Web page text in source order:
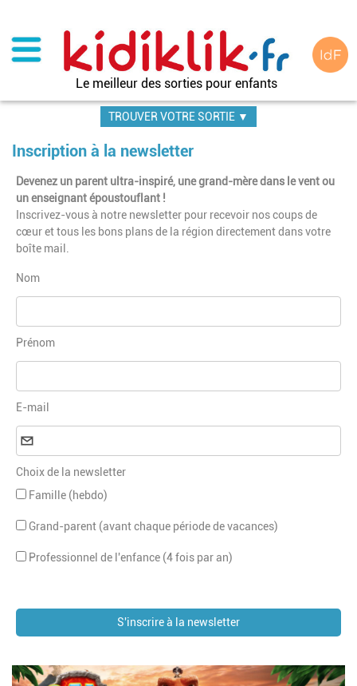
contenu
principal
Le meilleur des sorties pour enfants
TROUVER VOTRE SORTIE ▼
Inscription à la newsletter
Devenez un parent ultra-inspiré, une grand-mère dans le vent ou
un enseignant époustouflant !
Inscrivez-vous à notre newsletter pour recevoir nos coups de
cœur et tous les bons plans de la région directement dans votre
boîte mail.
Nom
Prénom
E-mail
Choix de la newsletter
Famille (hebdo)
Grand-parent (avant chaque période de vacances)
Professionnel de l'enfance (4 fois par an)